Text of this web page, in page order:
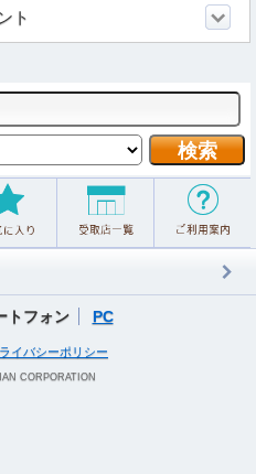
ト
トフォン PC
イバシーポリシー
CORPORATION